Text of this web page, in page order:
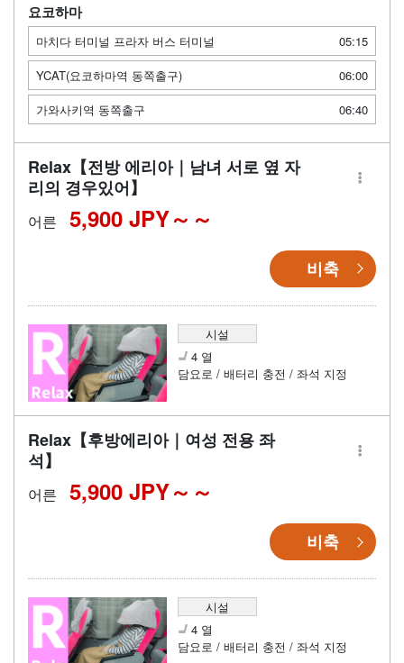
요코하마
마치다 터미널 프라자 버스 터미널
05:15
YCAT(요코하마역 동쪽출구)
06:00
가와사키역 동쪽출구
06:40
Relax【전방 에리아｜남녀 서로 옆 자
리의 경우있어】
어른 5,900 JPY～
비축
시설
4 열
담요로 / 배터리 충전 / 좌석 지정
Relax【후방에리아｜여성 전용 좌
석】
어른 5,900 JPY～
비축
시설
4 열
담요로 / 배터리 충전 / 좌석 지정